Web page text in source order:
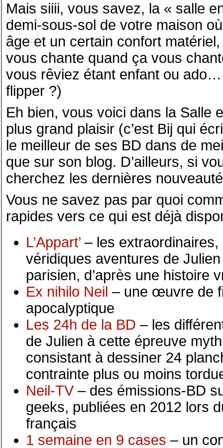
Mais siiii, vous savez, la « salle
demi-sous-sol de votre maison
âge et un certain confort
vous chante quand ça vous
vous rêviez étant enfant ou ado…
flipper ?)
Eh bien, vous voici dans la Salle
plus grand plaisir (c’est Bij qui
le meilleur de ses BD dans de
que sur son blog. D’ailleurs, si
cherchez les dernières
Vous ne savez pas par quoi
rapides vers ce qui est déjà
L’Appart’ – les
véridiques aventures de
parisien, d’après une histoire
Ex nihilo Neil – une œuvre de
apocalyptique
Les 24h de la BD – les
de Julien à cette épreuve
consistant à dessiner 24
contrainte plus ou moins
Neil-TV – des émissions-BD
geeks, publiées en 2012 lors
français
1 semaine en 9 cases – un